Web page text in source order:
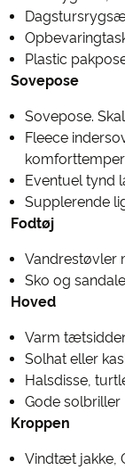
Plastic
Sovepose
Sovepose.
Fleece
Eventuel tynd
Supplerende
Fodtøj
Vandrestøvler
Sko og
Hoved
Varm
Solhat eller
Halsdisse,
Gode solbriller
Kroppen
Vindtæt jakke,